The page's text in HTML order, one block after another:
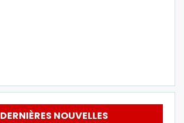
DERNIÈRES NOUVELLES